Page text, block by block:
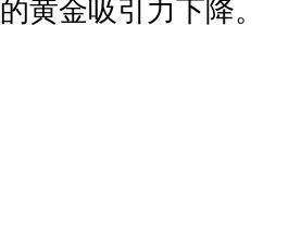
的黄金吸引力下降。